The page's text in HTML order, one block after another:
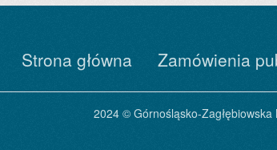
Strona główna Zamówienia
2024 © Górnośląsko-Zagłębiowska